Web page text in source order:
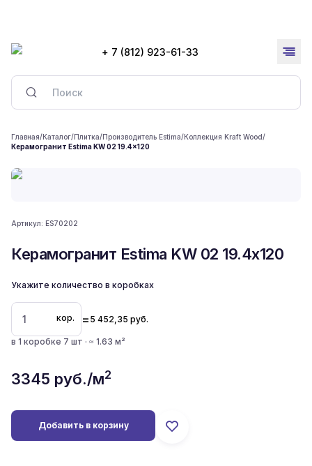
+ 7 (812) 923-61-33
Главная/Каталог/Плитка/Производитель Estima/Коллекция Kraft Wood/
Керамогранит Estima KW 02 19.4x120
Артикул: ES70202
Керамогранит Estima KW 02 19.4x120
Укажите количество в коробках
кор. = 5 452,35 руб.
в 1 коробке 7 шт · ≈ 1.63 м²
3345 руб./м2
Добавить в корзину